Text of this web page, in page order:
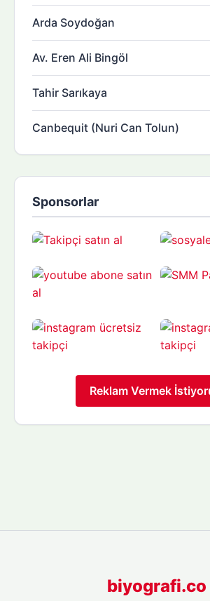
Arda Soydoğan
Av. Eren Ali Bingöl
Tahir Sarıkaya
Canbequit (Nuri Can Tolun)
Sponsorlar
Reklam Vermek
biyografi.co